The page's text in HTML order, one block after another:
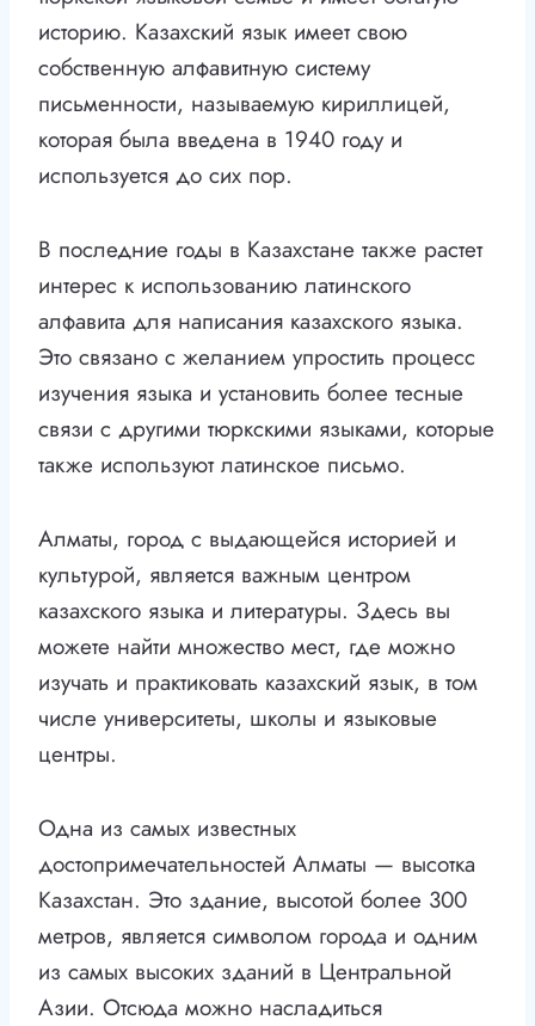
историю. Казахский язык имеет свою
собственную алфавитную систему
письменности, называемую кириллицей,
которая была введена в 1940 году и
используется до сих пор.
В последние годы в Казахстане также растет
интерес к использованию латинского
алфавита для написания казахского языка.
Это связано с желанием упростить процесс
изучения языка и установить более тесные
связи с другими тюркскими языками, которые
также используют латинское письмо.
Алматы, город с выдающейся историей и
культурой, является важным центром
казахского языка и литературы. Здесь вы
можете найти множество мест, где можно
изучать и практиковать казахский язык, в том
числе университеты, школы и языковые
центры.
Одна из самых известных
достопримечательностей Алматы — высотка
Казахстан. Это здание, высотой более 300
метров, является символом города и одним
из самых высоких зданий в Центральной
Азии. Отсюда можно насладиться